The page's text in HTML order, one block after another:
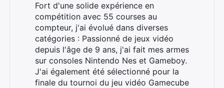
Fort d'une solide expérience en
compétition avec 55 courses au
compteur, j'ai évolué dans diverses
catégories : Passionné de jeux vidéo
depuis l'âge de 9 ans, j'ai fait mes armes
sur consoles Nintendo Nes et Gameboy.
J'ai également été sélectionné pour la
finale du tournoi du jeu vidéo Gamecube